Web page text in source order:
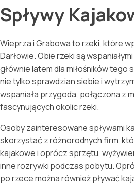
Spływy
Wieprza i Grabowa to rzeki, które
Darłowie. Obie rzeki są
głównie latem dla miłośników tego
nie tylko sprawdzian siebie i
wspaniała przygoda, połączona z
fascynujących okolic rzeki.
Osoby zainteresowane spływami
skorzystać z różnorodnych firm,
kajakowe i oprócz sprzętu,
inne rozrywki podczas pobytu.
po rzece można również pływać